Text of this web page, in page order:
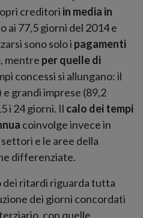
creditori in media in
ai 77,5 giorni del 2014 e
sono solo i pagamenti
, mentre per quelle di
concessi si allungano: il
grandi imprese (89,2
i 24 giorni. Il calo dei tempi
coinvolge invece in
e le aree della
differenziate.
dei ritardi riguarda tutta
dei giorni concordati
con quelle